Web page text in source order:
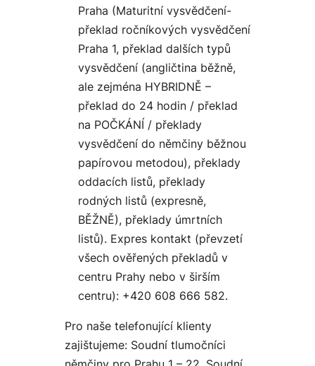
Praha (Maturitní vysvědčení-
překlad ročníkových vysvědčení
Praha 1, překlad dalších typů
vysvědčení (angličtina běžně,
ale zejména HYBRIDNĚ –
překlad do 24 hodin / překlad
na POČKÁNÍ / překlady
vysvědčení do němčiny běžnou
papírovou metodou), překlady
oddacích listů, překlady
rodných listů (expresně,
BĚŽNĚ), překlady úmrtních
listů). Expres kontakt (převzetí
všech ověřených překladů v
centru Prahy nebo v širším
centru): +420 608 666 582.
Pro naše telefonující klienty
zajištujeme: Soudní tlumočníci